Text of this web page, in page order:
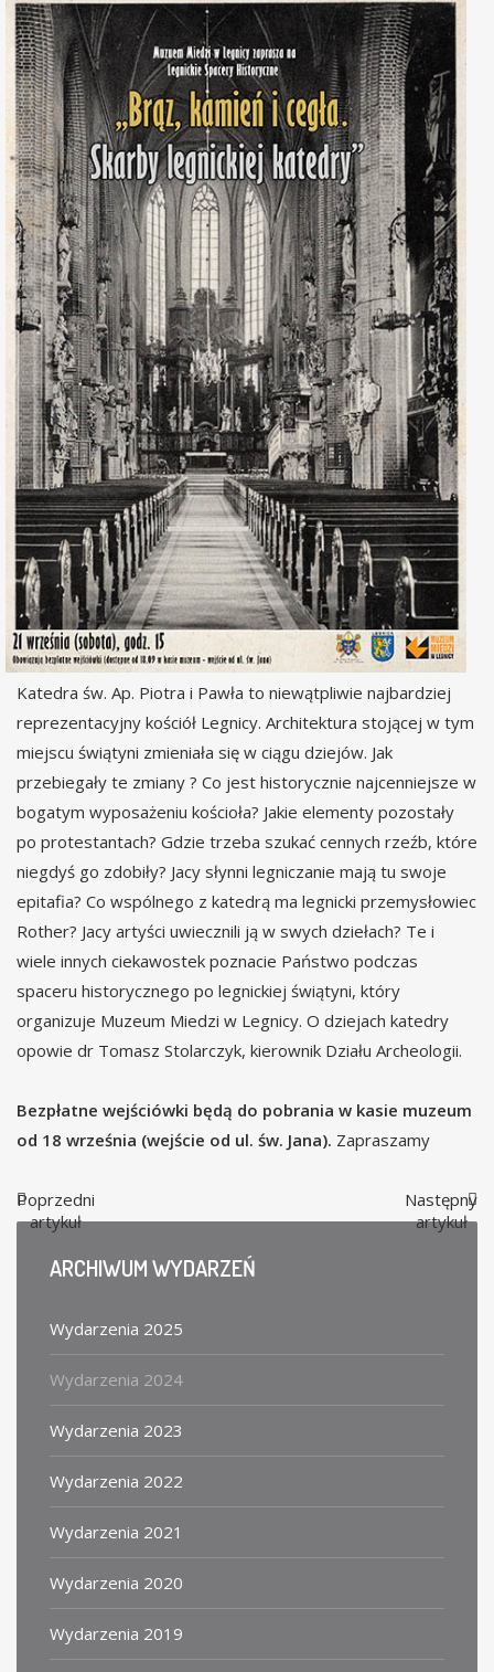
Katedra św. Ap. Piotra i Pawła to niewątpliwie najbardziej
reprezentacyjny kościół Legnicy. Architektura stojącej w tym
miejscu świątyni zmieniała się w ciągu dziejów. Jak
przebiegały te zmiany ? Co jest historycznie najcenniejsze w
bogatym wyposażeniu kościoła? Jakie elementy pozostały
po protestantach? Gdzie trzeba szukać cennych rzeźb, które
niegdyś go zdobiły? Jacy słynni legniczanie mają tu swoje
epitafia? Co wspólnego z katedrą ma legnicki przemysłowiec
Rother? Jacy artyści uwiecznili ją w swych dziełach? Te i
wiele innych ciekawostek poznacie Państwo podczas
spaceru historycznego po legnickiej świątyni, który
organizuje Muzeum Miedzi w Legnicy. O dziejach katedry
opowie dr Tomasz Stolarczyk, kierownik Działu Archeologii.
Bezpłatne wejściówki będą do pobrania w kasie muzeum
od 18 września (wejście od ul. św. Jana). Zapraszamy
Poprzedni
artykuł
Następny
artykuł
ARCHIWUMWYDARZEŃ
Wydarzenia 2025
Wydarzenia 2024
Wydarzenia 2023
Wydarzenia 2022
Wydarzenia 2021
Wydarzenia 2020
Wydarzenia 2019